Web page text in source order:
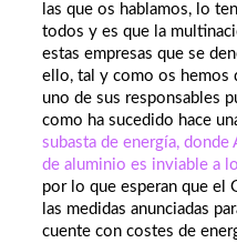
las que os hablamos, lo
todos y es que la
estas empresas que se
ello, tal y como os hemos
uno de sus responsables
como ha sucedido hace
subasta de energía,
de aluminio es inviable a
por lo que esperan que el
las medidas anunciadas
cuente con costes de